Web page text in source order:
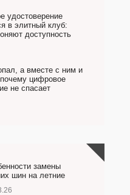
удостоверение
в элитный клуб:
доступность
а вместе с ним и
цифровое
не спасает
замены
шин на летние